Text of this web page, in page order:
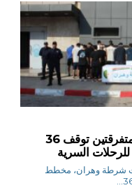
شرطة وهران في عمليتين متفرقتين توقف 36
شرطة وهران، مخطط